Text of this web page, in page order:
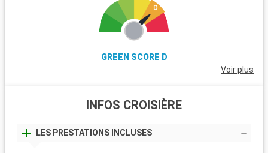
GREEN SCORE D
Voir plus
INFOS CROISIÈRE
LES PRESTATIONS INCLUSES